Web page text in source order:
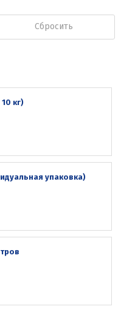
Сбросить
кг)
упаковка)